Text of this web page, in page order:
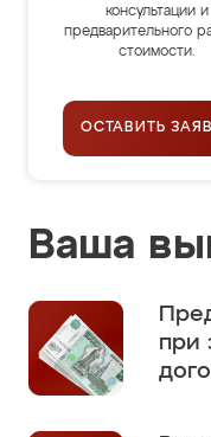
консультации и
предварительного
стоимости.
ОСТАВИТЬ
Ваша
при